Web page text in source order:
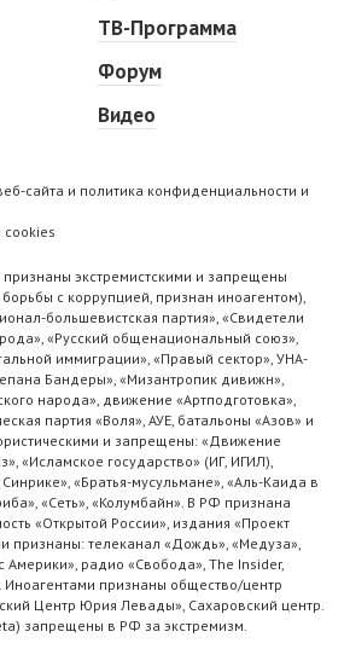
ТВ-Программа
Форум
Видео
сайта и политика конфиденциальности и
cookies
признаны экстремистскими и запрещены
с коррупцией, признан иноагентом),
большевистская партия», «Свидетели
«Русский общенациональный союз»,
иммиграции», «Правый сектор», УНА-
Бандеры», «Мизантропик дивижн»,
народа», движение «Артподготовка»,
партия «Воля», АУЕ, батальоны «Азов» и
и запрещены: «Движение
«Исламское государство» (ИГ, ИГИЛ),
«Братья-мусульмане», «Аль-Каида в
«Сеть», «Колумбайн». В РФ признана
«Открытой России», издания «Проект
признаны: телеканал «Дождь», «Медуза»,
Америки», радио «Свобода», The Insider,
признаны общество/центр
Центр Юрия Левады», Сахаровский центр.
запрещены в РФ за экстремизм.